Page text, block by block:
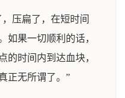
压扁了，在短时间
如果一切顺利的话，
的时间内到达血块，
正无所谓了。”